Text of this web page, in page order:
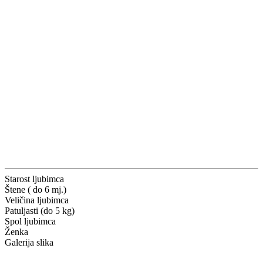
Starost ljubimca
Štene ( do 6 mj.)
Veličina ljubimca
Patuljasti (do 5 kg)
Spol ljubimca
Ženka
Galerija slika